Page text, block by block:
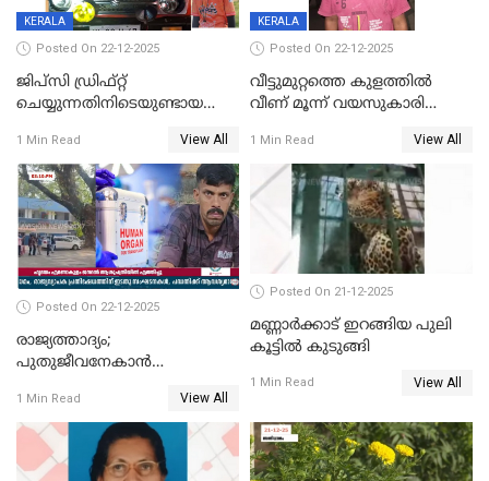
KERALA
Posted On 22-12-2025
ജിപ്സി ഡ്രിഫ്റ്റ്
ചെയ്യുന്നതിനിടെയുണ്ടായ
ദാരുണാന്ത്യം; ജീപ്സി
ഓടിച്ചയാൾ അറസ്റ്റിൽ.
1 Min Read View All
KERALA
Posted On 22-12-2025
വീട്ടുമുറ്റത്തെ കുളത്തിൽ
വീണ് മൂന്ന് വയസുകാരി
1 Min Read View All
Posted On 22-12-2025
രാജ്യത്താദ്യം;
പുതുജീവനേകാൻ
എറണാകുളം സർക്കാർ
ജനറൽ
ആശുപത്രിയിലെത്തിച്ചു
1 Min Read View All
Posted On 21-12-2025
മണ്ണാർക്കാട് ഇറങ്ങിയ പുലി
കൂട്ടിൽ കുടുങ്ങി
1 Min Read View All